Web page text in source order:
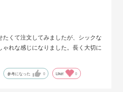
くて注文してみましたが、シックな
れな感じになりました。長く大切に
参考になった 0 Like! 0